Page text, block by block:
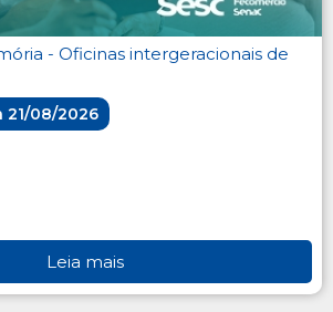
- Oficinas intergeracionais de
21/08/2026
Leia mais